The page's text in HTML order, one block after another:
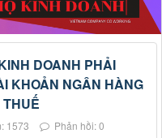
DOANH PHẢI
KHOẢN NGÂN HÀNG
1573 Phản hồi: 0